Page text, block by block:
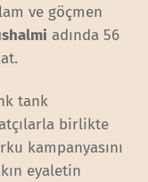
ve göçmen
adında 56
tank
birlikte
kampanyasını
eyaletin